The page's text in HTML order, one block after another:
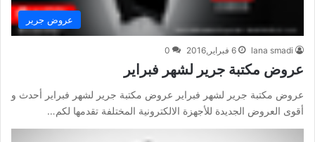
عروض جرير
lana smadi 6 فبراير,2016 0
عروض مكتبة جرير لشهر فبراير
عروض مكتبة جرير لشهر فبراير عروض مكتبة جرير لشهر فبراير أحدث و
أقوى العروض الجديدة للأجهزة الالكترونية المختلفة تقدمها لكم…